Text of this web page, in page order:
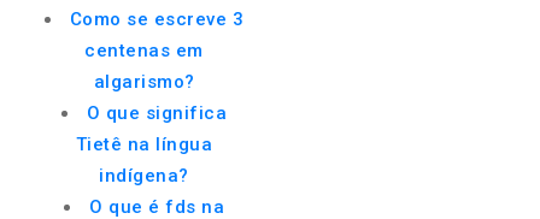
Como se escreve 3
centenas em
algarismo?
O que significa
Tietê na língua
indígena?
O que é fds na